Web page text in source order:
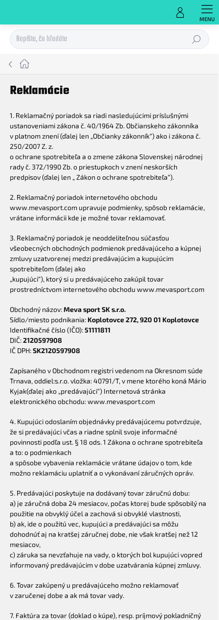
obsah
Hľadať
Domov
Reklamácie
1. Reklamačný poriadok sa riadi nasledujúcimi príslušnými
ustanoveniami zákona č. 40/1964 Zb. Občianskeho zákonníka
v platnom znení (ďalej len „Občianky zákonník“) ako i zákona č.
250/2007 Z. z.
o ochrane spotrebiteľa a o zmene zákona Slovenskej národnej
rady č. 372/1990 Zb. o priestupkoch v znení neskorších
predpisov (ďalej len „ Zákon o ochrane spotrebiteľa“).
2. Reklamačný poriadok internetového obchodu
www.mevasport.com upravuje podmienky, spôsob reklamácie,
vrátane informácii kde je možné tovar reklamovať.
3. Reklamačný poriadok je neoddeliteľnou súčasťou
všeobecných obchodných podmienok predávajúceho a kúpnej
zmluvy uzatvorenej medzi predávajúcim a kupujúcim
spotrebiteľom (ďalej ako
„kupujúci“), ktorý si u predávajúceho zakúpil tovar
prostredníctvom internetového obchodu www.mevasport.com
Obchodný názov:Meva sport SK s.r.o.
Sídlo/miesto podnikania: Koplotovce 272, 920 01 Koplotovce
Identifikačné číslo (IČO):51111811
DIČ:2120597908
IČ DPH:SK2120597908
Zapísaného v Obchodnom registri vedenom na Okresnom súde
Trnava, oddiel:s.r.o. vložka: 40791/T, v mene ktorého koná Mário
Kyjak(ďalej ako „predávajúci“) Internetová stránka
elektronického obchodu: www.mevasport.com
4. Kupujúci odoslaním objednávky predávajúcemu potvrdzuje,
že si predávajúci včas a riadne splnil svoje informačné
povinnosti podľa ust. § 18 ods. 1 Zákona o ochrane spotrebiteľa
a to: o podmienkach
a spôsobe vybavenia reklamácie vrátane údajov o tom, kde
možno reklamáciu uplatniť a o vykonávaní záručných opráv.
5. Predávajúci poskytuje na dodávaný tovar záručnú dobu:
a) je záručná doba 24 mesiacov, počas ktorej bude spôsobilý na
použitie na obvyklý účel a zachová si obvyklé vlastnosti,
b) ak, ide o použitú vec, kupujúci a predávajúci sa môžu
dohodnúť aj na kratšej záručnej dobe, nie však kratšej než 12
mesiacov,
c) záruka sa nevzťahuje na vady, o ktorých bol kupujúci vopred
informovaný predávajúcim v dobe uzatvárania kúpnej zmluvy.
6. Tovar zakúpený u predávajúceho možno reklamovať
v zaručenej dobe a ak má tovar vady.
7. Faktúra za tovar (doklad o kúpe), resp. príjmový pokladničný